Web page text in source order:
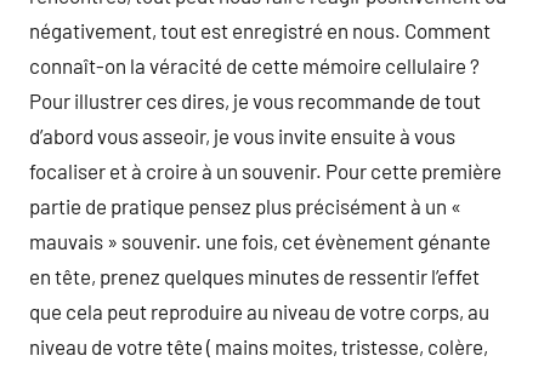
négativement, tout est enregistré en nous. Comment
connaît-on la véracité de cette mémoire cellulaire ?
Pour illustrer ces dires, je vous recommande de tout
d’abord vous asseoir, je vous invite ensuite à vous
focaliser et à croire à un souvenir. Pour cette première
partie de pratique pensez plus précisément à un «
mauvais » souvenir. une fois, cet évènement génante
en tête, prenez quelques minutes de ressentir l’effet
que cela peut reproduire au niveau de votre corps, au
niveau de votre tête ( mains moites, tristesse, colère,